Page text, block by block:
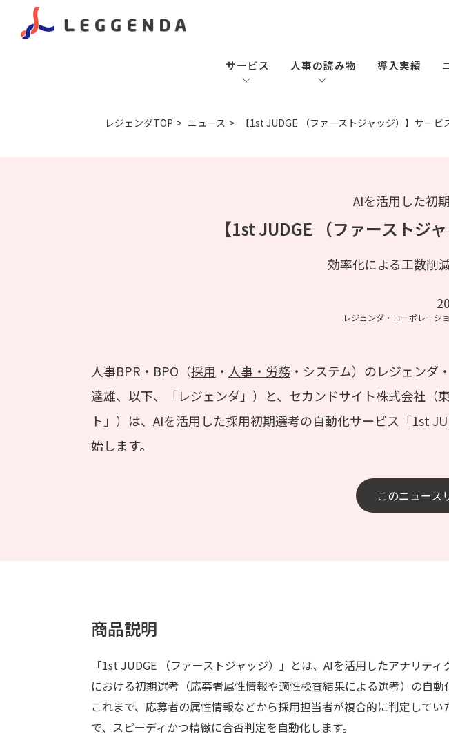
サービス 人事の読み物 導入実績
レジェンダTOP ニュース 【1st JUDGE （ファーストジャッジ）】サー
AIを活用した初
【1st JUDGE （ファーストジ
効率化による工数削
レジェンダ・コーポレーシ
人事BPR・BPO（採用 ・ 人事・労務 ・システム）のレジェン
達雄、以下、「レジェンダ」）と、セカンドサイト株式会社（
ト」）は、AIを活用した採用初期選考の自動化サービス「1st
始します。
このニュース
商品説明
「1st JUDGE （ファーストジャッジ）」とは、AIを活用したアナリテ
における初期選考（応募者属性情報や適性検査結果による選考）の自動
これまで、応募者の属性情報などから採用担当者が複合的に判定して
で、スピーディかつ精緻に合否判定を自動化します。